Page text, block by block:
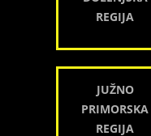
REGIJA
JUŽNO
PRIMORSKA
REGIJA